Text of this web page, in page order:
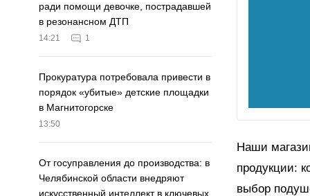
ради помощи девочке, пострадавшей
в резонансном ДТП
14:21 1
Прокуратура потребовала привести в
порядок «убитые» детские площадки
в Магнитогорске
13:50
От госуправления до производства: в
Челябинской области внедряют
искусственный интеллект в ключевых
Наши
продукции:
выбор